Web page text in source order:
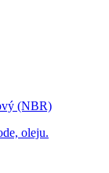
(NBR)
oleju.